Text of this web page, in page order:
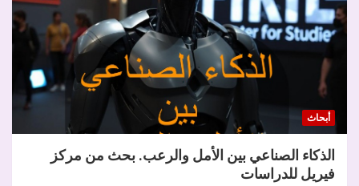
أبحاث
الذكاء الصناعي بين الأمل والرعب. بحث من مركز
فيريل للدراسات